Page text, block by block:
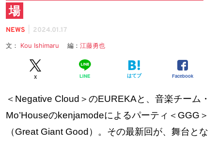
場
NEWS 2024.01.17
文： Kou Ishimaru 編： 江藤勇也
X LINE はてブ Facebook
＜Negative Cloud＞のEUREKAと、音楽チーム・
Mo’Houseのkenjamodeによるパーティ＜GGG＞
（Great Giant Good）。その最新回が、舞台とな